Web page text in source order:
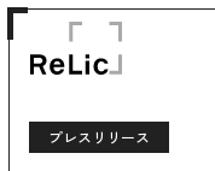
プレスリリース